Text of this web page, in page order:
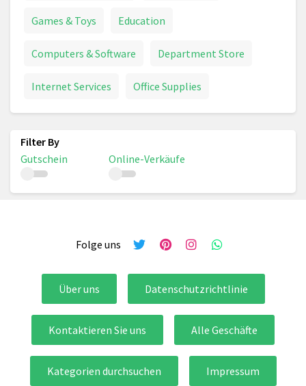
Games & Toys Education
Computers & Software Department Store
Internet Services Office Supplies
Gutschein Online-Verkäufe
Folge uns
Über uns Datenschutzrichtlinie
Kontaktieren Sie uns Alle Geschäfte
Kategorien durchsuchen Impressum